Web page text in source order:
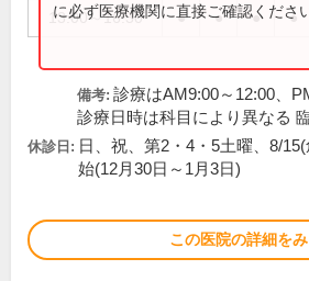
13:00～16:30 ● ● ● ●
に必ず医療機関に直接ご確認くださ
備考: 診療はAM9:00～12:00、
診療日時は科目により異なる
休診日: 日、祝、第2・4・5土曜、8/
始(12月30日～1月3日)
この医院の詳細を